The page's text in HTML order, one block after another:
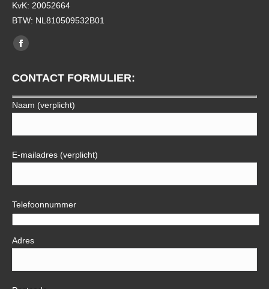
KvK: 20052664
BTW: NL810509532B01
Vind ons op:
Facebook
opens
in
new
CONTACT FORMULIER:
Naam (verplicht)
E-mailadres (verplicht)
Telefoonnummer
Adres